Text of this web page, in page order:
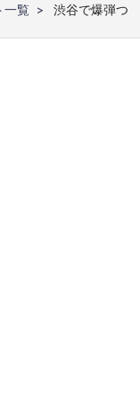
一覧
渋谷で爆弾つ